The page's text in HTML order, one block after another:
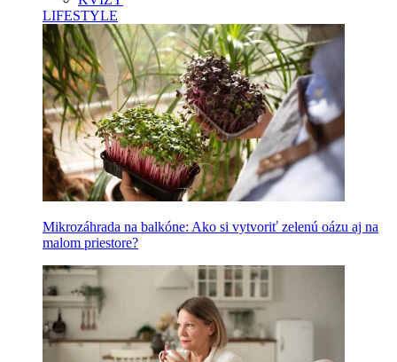
LIFESTYLE
Mikrozáhrada na balkóne: Ako si vytvoriť zelenú oázu aj na
malom priestore?